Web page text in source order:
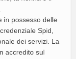
in possesso delle
Spid,
dei servizi. La
accredito sul